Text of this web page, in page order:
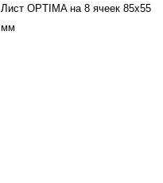
Лист OPTIMA на 8 ячеек 85х55
мм